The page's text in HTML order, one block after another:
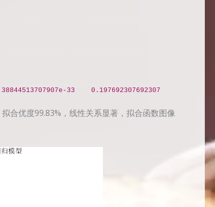
33 0.197692307692307
合优度99.83%，线性关系显著，拟合函数图像